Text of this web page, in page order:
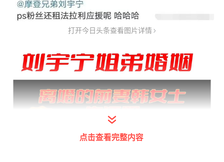
打开今日头条查看图片详情
点击查看完整内容